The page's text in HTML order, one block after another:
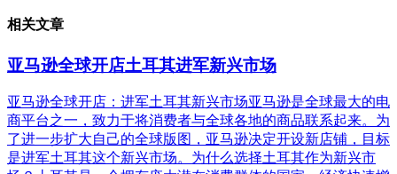
相关文章
亚马逊全球开店土耳其进军新兴市场
亚马逊全球开店：进军土耳其新兴市场亚马逊是全球最大的电
商平台之一，致力于将消费者与全球各地的商品联系起来。为
了进一步扩大自己的全球版图，亚马逊决定开设新店铺，目标
是进军土耳其这个新兴市场。为什么选择土耳其作为新兴市